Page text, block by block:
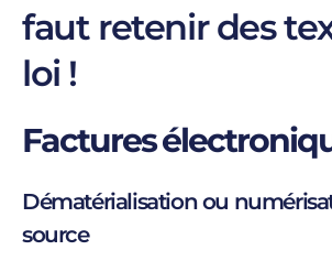
faut retenir des
loi !
Factures
Dématérialisation ou
source